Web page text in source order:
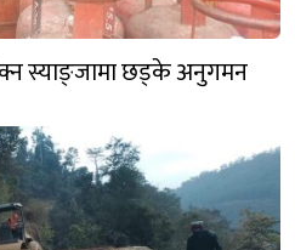
स्याङ्जामा छड्के अनुगमन